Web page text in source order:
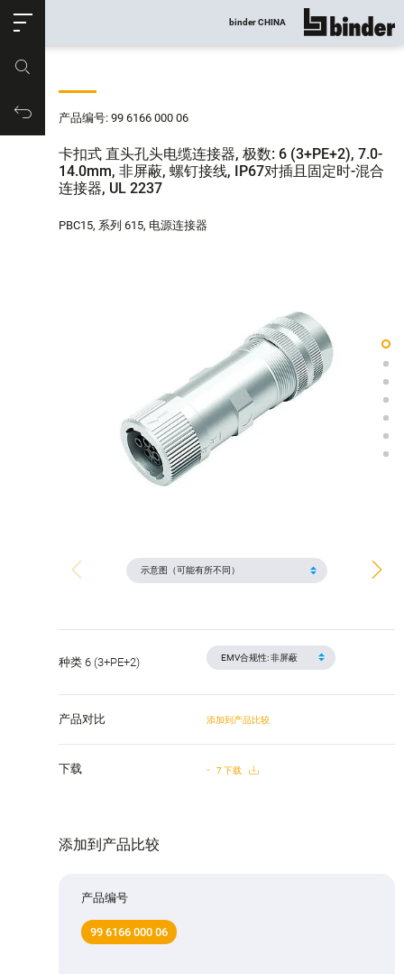
购物车
binder CHINA 显示所有
产品编号: 99 6166 000 06
卡扣式 直头孔头电缆连接器, 极数: 6 (3+PE+2), 7.0-
14.0mm, 非屏蔽, 螺钉接线, IP67对插且固定时-混合
连接器, UL 2237
PBC15, 系列 615, 电源连接器
种类 6 (3+PE+2)
产品对比 添加到产品比较
下载 7 下载
添加到产品比较
产品编号
99 6166 000 06